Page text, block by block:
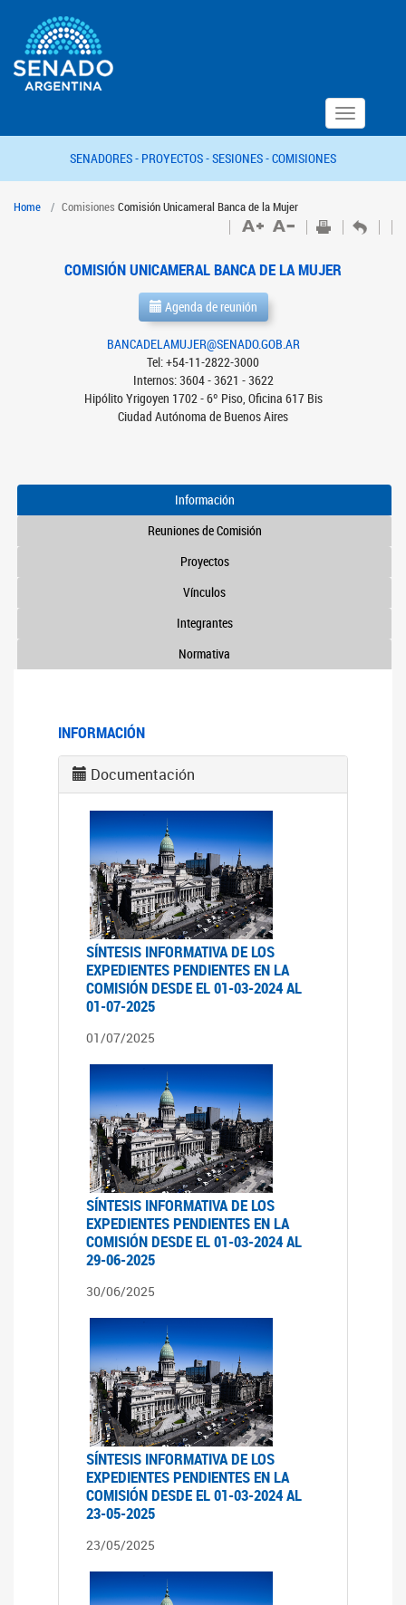
Toggle
navigation
SENADORES - PROYECTOS -SESIONES -COMISIONES
Home Comisiones Comisión Unicameral Banca de la Mujer
COMISIÓN UNICAMERAL BANCA DE LA MUJER
Agenda de reunión
BANCADELAMUJER@SENADO.GOB.AR
Tel: +54-11-2822-3000
Internos: 3604 - 3621 - 3622
Hipólito Yrigoyen 1702 - 6º Piso, Oficina 617 Bis
Ciudad Autónoma de Buenos Aires
Información
Reuniones de Comisión
Proyectos
Vínculos
Integrantes
Normativa
INFORMACIÓN
Documentación
SÍNTESIS INFORMATIVA DE LOS
EXPEDIENTES PENDIENTES EN LA
COMISIÓN DESDE EL 01-03-2024 AL
01-07-2025
01/07/2025
SÍNTESIS INFORMATIVA DE LOS
EXPEDIENTES PENDIENTES EN LA
COMISIÓN DESDE EL 01-03-2024 AL
29-06-2025
30/06/2025
SÍNTESIS INFORMATIVA DE LOS
EXPEDIENTES PENDIENTES EN LA
COMISIÓN DESDE EL 01-03-2024 AL
23-05-2025
23/05/2025